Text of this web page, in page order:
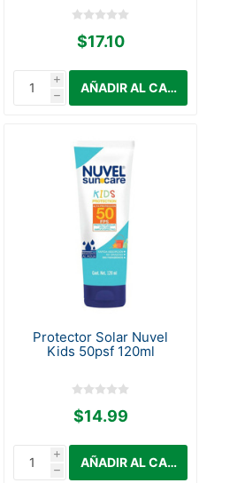
$17.10
i
h
Protector Solar Nuvel
Kids 50psf 120ml
$14.99
i
h